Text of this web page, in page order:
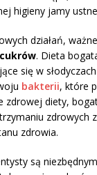
higieny jamy
działań,
. Dieta
się w
bakterii, które
zdrowej diety,
zdrowych
zdrowia.
są